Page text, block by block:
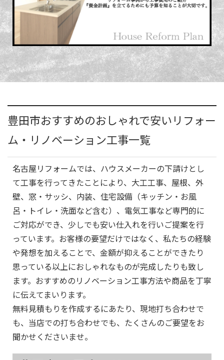
豊田市おすすめのおしゃれで安いリフォー
ム・リノベーション工事一覧
名古屋リフォームでは、ハウスメーカーの下請けとし
て工事を行ってきたことにより、大工工事、屋根、外
壁、窓・サッシ、内装、住宅設備（キッチン・お風
呂・トイレ・洗面など含む）、電気工事など専門的に
ご対応ができ、少しでも安い仕入れを行いご提案を行
っています。お客様の要望だけではなく、私たちの経験
や発想を加えることで、金額が抑えることができたり
思っている以上におしゃれなものが完成したりも致し
ます。おすすめのリノベーション工事方法や商品を丁寧
に伝えてまいります。
無料見積もりを作成するにあたり、現地打ち合わせで
も、当店での打ち合わせでも、たくさんのご要望をお
聞かせくださいませ。